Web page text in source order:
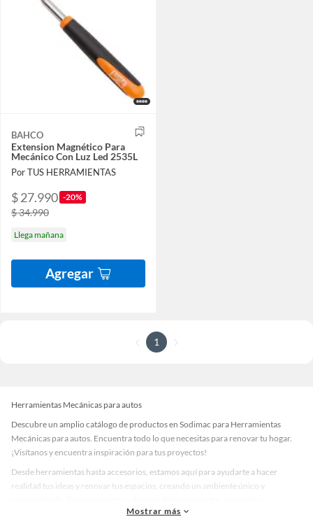
BAHCO
Extension Magnético Para
Mecánico Con Luz Led 2535L
Por TUS HERRAMIENTAS
$ 27.990 -20%
$ 34.990
Llega mañana
Agregar
1
Herramientas Mecánicas para autos
Descubre un amplio catálogo de productos en Sodimac para Herramientas
Mecánicas para autos. Encuentra todo lo que necesitas para renovar tu hogar.
¡Visítanos y encuentra inspiración para tus proyectos!
Desde herramientas hasta accesorios, estamos aquí para ayudarte a hacer
realidad tus ideas y renovar tus espacios, creando un ambiente único y
accesorios de calidad que te ayudarán a crear un espacio más tú.
Mostrar más